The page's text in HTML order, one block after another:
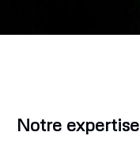
Notre expertise